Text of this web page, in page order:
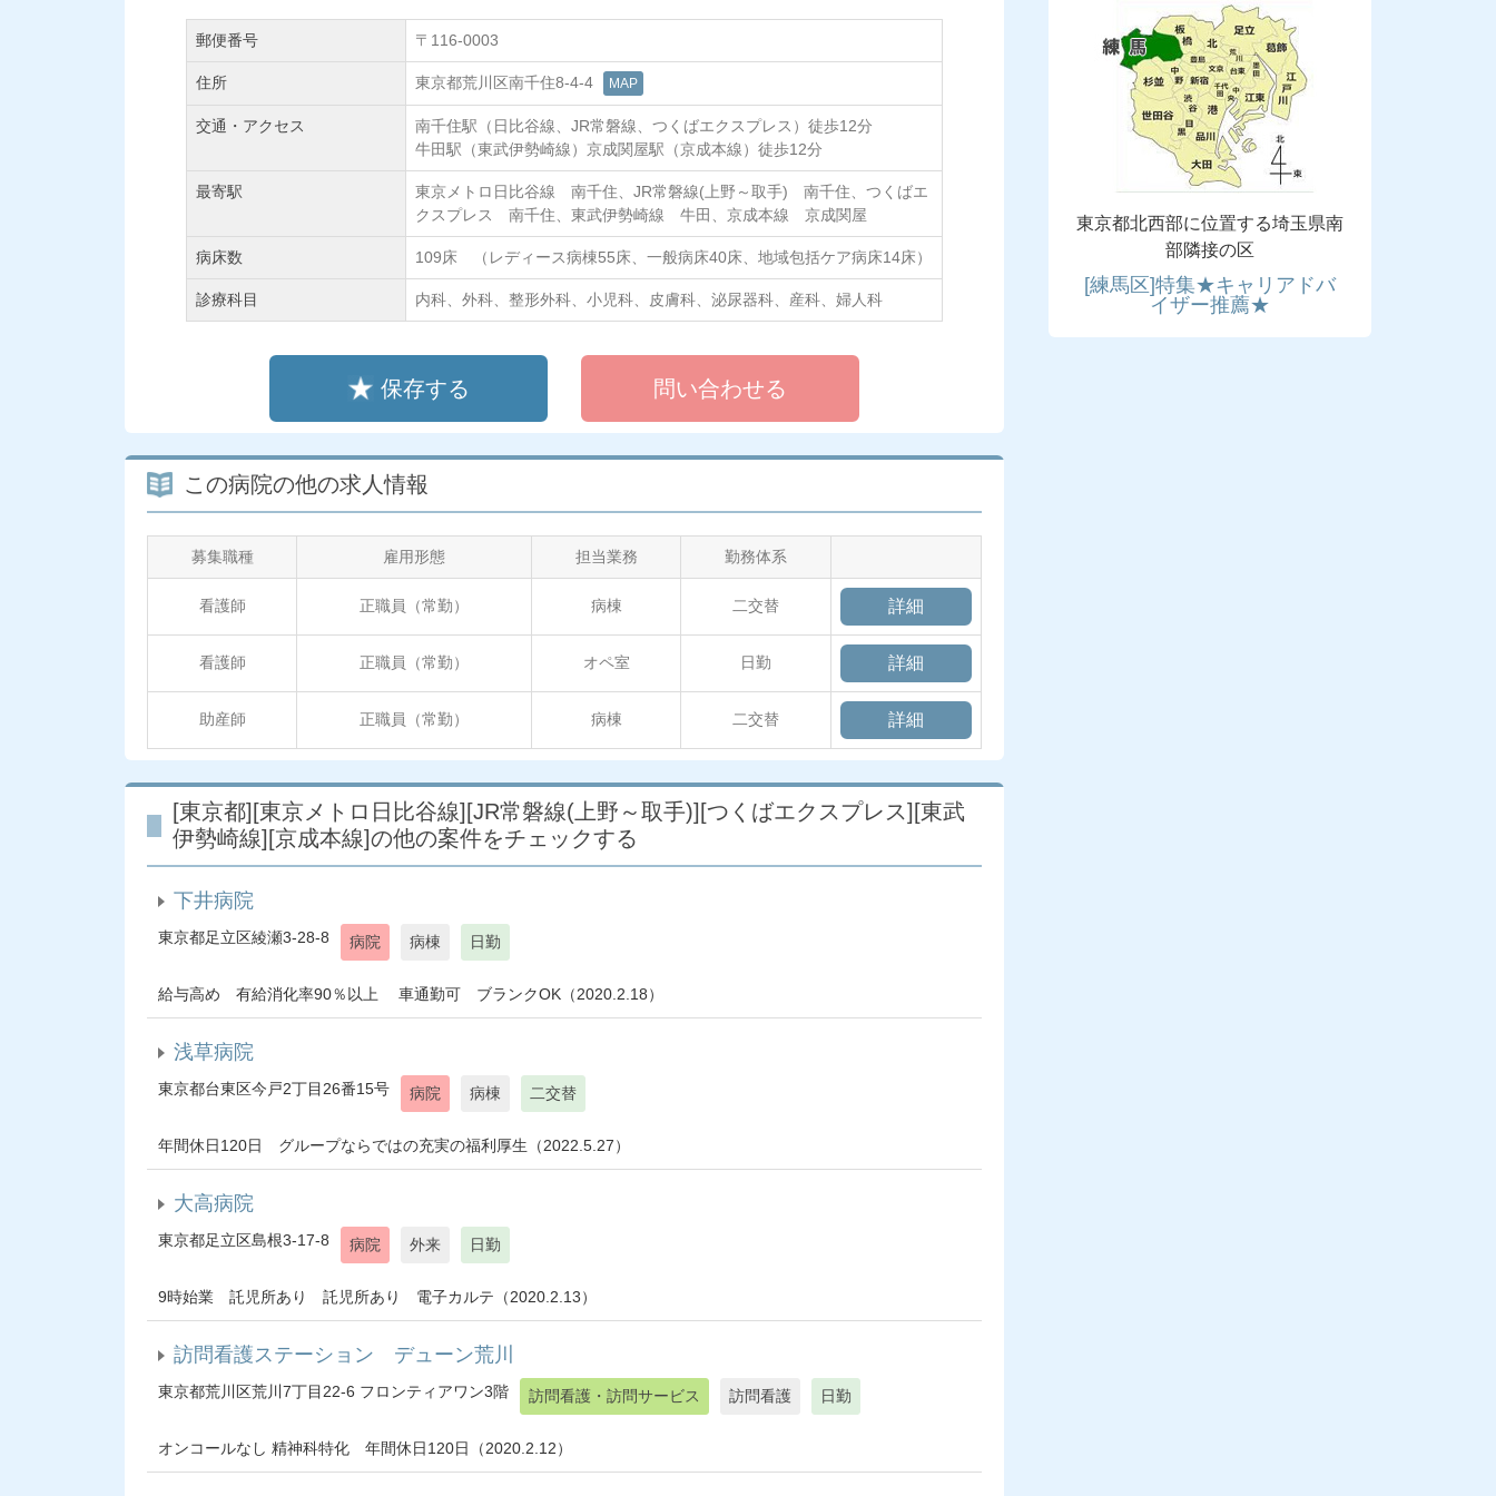
郵便番号 〒116-0003
住所 東京都荒川区南千住8-4-4 MAP
交通・アクセス
南千住駅（日比谷線、JR常磐線、つくばエクスプレス）徒歩12分
牛田駅（東武伊勢崎線）京成関屋駅（京成本線）徒歩12分
最寄駅
東京メトロ日比谷線 南千住、JR常磐線(上野～取手) 南千住、つくばエ
クスプレス 南千住、東武伊勢崎線 牛田、京成本線 京成関屋
病床数 109床 （レディース病棟55床、一般病床40床、地域包括ケア病床14床）
診療科目 内科、外科、整形外科、小児科、皮膚科、泌尿器科、産科、婦人科
保存する 問い合わせる
この病院の他の求人情報
募集職種 雇用形態 担当業務 勤務体系
看護師 正職員（常勤） 病棟 二交替 詳細
看護師 正職員（常勤） オペ室 日勤 詳細
助産師 正職員（常勤） 病棟 二交替 詳細
[東京都][東京メトロ日比谷線][JR常磐線(上野～取手)][つくばエクスプレス][東武
伊勢崎線][京成本線]の他の案件をチェックする
下井病院
東京都足立区綾瀬3-28-8 病院 病棟 日勤
給与高め 有給消化率90％以上 車通勤可 ブランクOK（2020.2.18）
浅草病院
東京都台東区今戸2丁目26番15号 病院 病棟 二交替
年間休日120日 グループならではの充実の福利厚生（2022.5.27）
大高病院
東京都足立区島根3-17-8 病院 外来 日勤
9時始業 託児所あり 託児所あり 電子カルテ（2020.2.13）
訪問看護ステーション デューン荒川
東京都荒川区荒川7丁目22-6 フロンティアワン3階 訪問看護・訪問サービス 訪問看護 日勤
オンコールなし 精神科特化 年間休日120日（2020.2.12）
東京都北西部に位置する埼玉県南
部隣接の区
[練馬区]特集★キャリアドバ
イザー推薦★